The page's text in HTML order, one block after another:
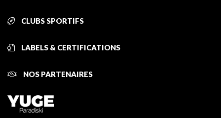
CLUBS SPORTIFS
LABELS & CERTIFICATIONS
NOS PARTENAIRES